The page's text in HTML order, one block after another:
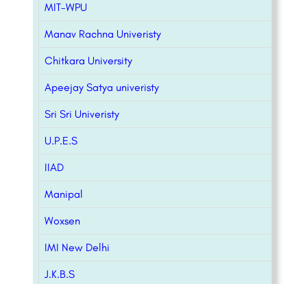
MIT-WPU
Manav Rachna Univeristy
Chitkara University
Apeejay Satya univeristy
Sri Sri Univeristy
U.P.E.S
IIAD
Manipal
Woxsen
IMI New Delhi
J.K.B.S